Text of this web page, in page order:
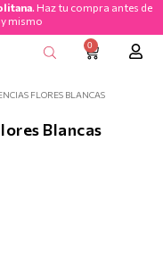
. Haz tu compra antes de
mismo
0
CART
FLORES BLANCAS
Blancas